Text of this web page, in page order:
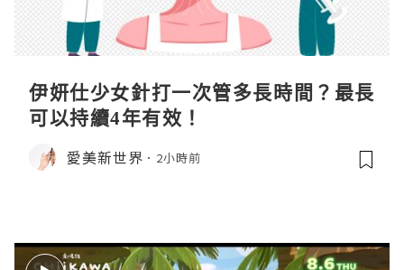
伊妍仕少女針打一次管多長時間？最長
可以持續4年有效！
愛美新世界 2小時前